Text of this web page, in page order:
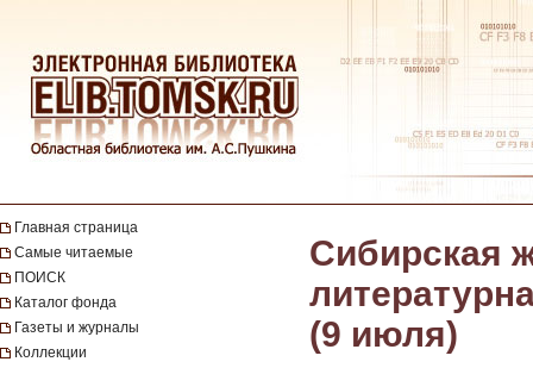
Главная страница
Самые читаемые
ПОИСК
Каталог фонда
Газеты и журналы
Коллекции
Сибирская
(9 июля)